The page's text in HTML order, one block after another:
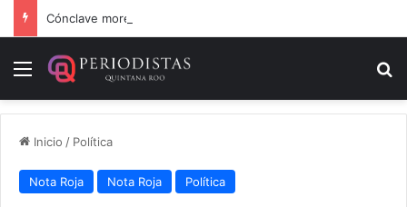
Cónclave morenista en el WTC de la CDMX
Menú
Inicio / Política
Nota Roja Nota Roja Política